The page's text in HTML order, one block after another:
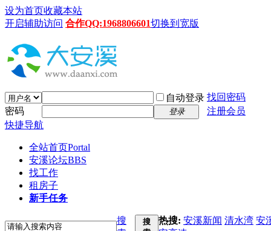
设为首页收藏本站
开启辅助访问 合作QQ:1968806601切换到宽版
自动登录 找回密码
密码
登录
注册会员
快捷导航
全站首页Portal
安溪论坛BBS
找工作
租房子
新手任务
搜
搜
热搜: 安溪新闻 清水湾 安